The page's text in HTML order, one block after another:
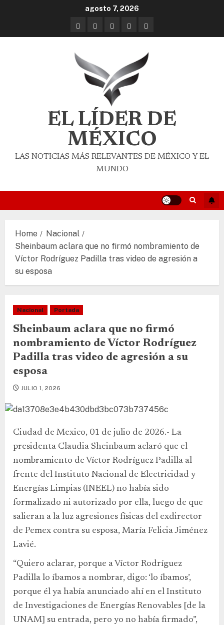
agosto 7, 2026
EL LÍDER DE
MÉXICO
LAS NOTICIAS MÁS RELEVANTES DE MÉXICO Y EL
MUNDO
Home
Nacional
Sheinbaum aclara que no firmó nombramiento de
Víctor Rodríguez Padilla tras video de agresión a
su esposa
Nacional Portada
Sheinbaum aclara que no firmó
nombramiento de Víctor Rodríguez
Padilla tras video de agresión a su
esposa
JULIO 1, 2026
Ciudad de Mexico, 01 de julio de 2026.- La
presidenta Claudia Sheinbaum aclaró que el
nombramiento de Víctor Rodríguez Padilla al
frente del Instituto Nacional de Electricidad y
Energías Limpias (INEEL) no había sido
formalizado ni autorizado por ella, luego de que
salieran a la luz agresiones físicas del exdirector
de Pemex contra su esposa, María Felicia Jiménez
Lavié.
“Quiero aclarar, porque a Víctor Rodríguez
Padilla lo íbamos a nombrar, digo: ‘lo íbamos’,
porque él ya había anunciado ahí en el Instituto
de Investigaciones de Energías Renovables [de la
UNAM] su entrada, pero yo no había firmado”,